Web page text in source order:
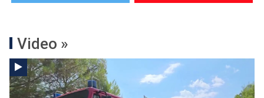
Video »